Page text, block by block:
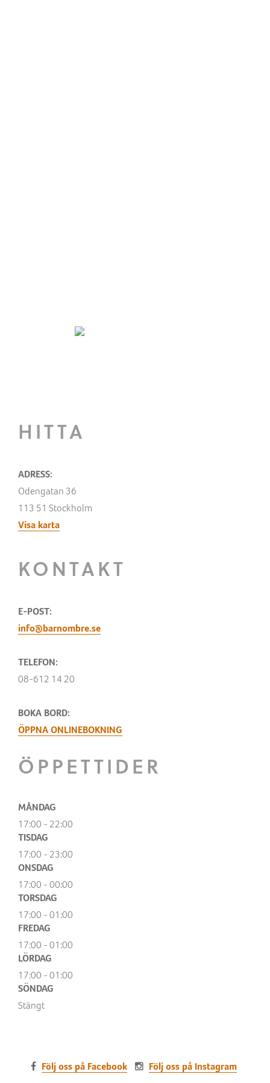
HITTA
ADRESS:
Odengatan 36
113 51 Stockholm
Visa karta
KONTAKT
E-POST:
info@barnombre.se
TELEFON:
08-612 14 20
BOKA BORD:
ÖPPNA ONLINEBOKNING
ÖPPETTIDER
MÅNDAG
17:00 - 22:00
TISDAG
17:00 - 23:00
ONSDAG
17:00 - 00:00
TORSDAG
17:00 - 01:00
FREDAG
17:00 - 01:00
LÖRDAG
17:00 - 01:00
SÖNDAG
Stängt
Följ oss på Facebook Följ oss på Instagram